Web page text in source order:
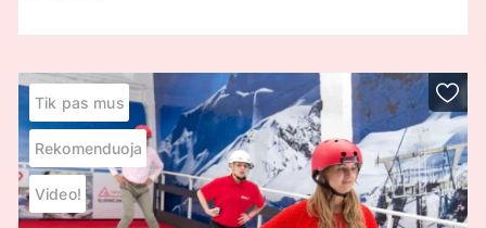
Tik pas mus
Rekomenduoja
Video!